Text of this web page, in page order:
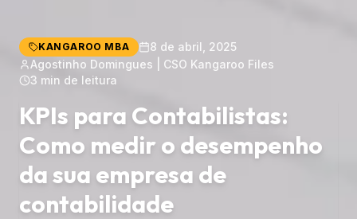
KANGAROO MBA
8 de abril, 2025
Agostinho Domingues | CSO Kangaroo Files
3 min de leitura
KPIs para Contabilistas:
Como medir o desempenho
da sua empresa de
contabilidade